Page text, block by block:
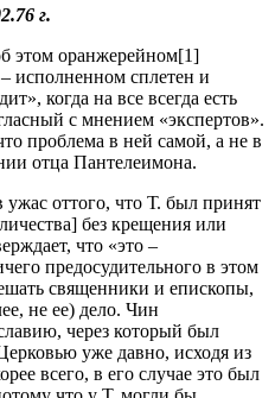
г.
этом оранжерейном[1]
исполненном сплетен и
когда на все всегда есть
с мнением «экспертов».
проблема в ней самой, а не в
отца Пантелеимона.
оттого, что Т. был принят
без крещения или
что «это –
предосудительного в этом
священники и епископы,
не ее) дело. Чин
через который был
уже давно, исходя из
всего, в его случае это был